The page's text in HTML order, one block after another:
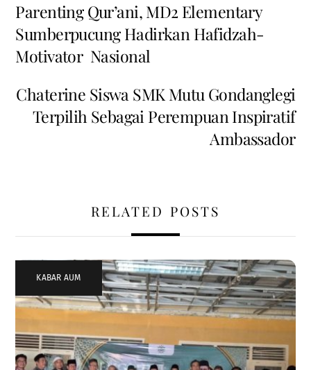
Parenting Qur’ani, MD2 Elementary
Sumberpucung Hadirkan Hafidzah-
Motivator Nasional
Chaterine Siswa SMK Mutu Gondanglegi
Terpilih Sebagai Perempuan Inspiratif
Ambassador
RELATED POSTS
KABAR AUM